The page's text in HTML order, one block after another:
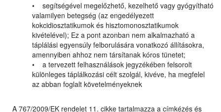
• segítségével megelőzhető, kezelhető vagy gyógyítható
valamilyen betegség (az engedélyezett
kokcidiosztatikumok és hisztomonosztatikumok
kivételével); Ez a pont azonban nem alkalmazható a
táplálási egyensúly felborulására vonatkozó állításokra,
amennyiben ahhoz nem társítanak kóros tünetet;
• a tervezett felhasználások jegyzékében felsorolt
különleges táplálkozási célt szolgál, kivéve, ha megfelel
az abban foglalt követelményeknek
A 767/2009/EK rendelet 11. cikke tartalmazza a címkézés és